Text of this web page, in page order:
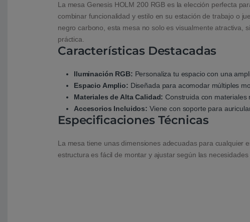
La mesa Genesis HOLM 200 RGB es la elección perfecta
combinar funcionalidad y estilo en su estación de trabajo o
negro carbono, esta mesa no solo es visualmente atractiva,
práctica.
Características Destacadas
Iluminación RGB: Personaliza tu espacio con una
Espacio Amplio: Diseñada para acomodar múltiples
Materiales de Alta Calidad: Construida con materiales
Accesorios Incluidos: Viene con soporte para
Especificaciones Técnicas
La mesa tiene unas dimensiones adecuadas para cualquier
estructura es fácil de montar y ajustar según las